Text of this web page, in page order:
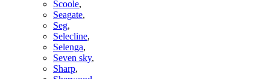
Scoole,
Seagate,
Seg,
Selecline,
Selenga,
Seven sky,
Sharp,